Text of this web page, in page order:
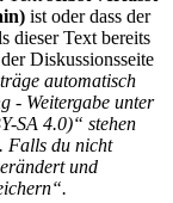
ist oder dass der
dieser Text bereits
Diskussionsseite
automatisch
- Weitergabe unter
SA 4.0)“ stehen
Falls du nicht
und